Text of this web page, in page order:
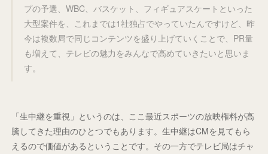
プの予選、WBC、バスケット、フィギュアスケートといった
大型案件を、これまでは1社独占でやっていたんですけど、昨
今は複数局で同じコンテンツを盛り上げていくことで、PR量
も増えて、テレビの魅力をみんなで高めていきたいと思いま
す。
「生中継を重視」というのは、ここ最近スポーツの放映権料が高
騰してきた理由のひとつでもあります。生中継はCMを見てもら
えるので価値があるということです。その一方でテレビ局はチャ